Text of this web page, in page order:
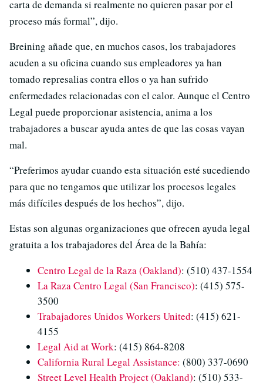
carta de demanda si realmente no quieren pasar por el
proceso más formal”, dijo.
Breining añade que, en muchos casos, los trabajadores
acuden a su oficina cuando sus empleadores ya han
tomado represalias contra ellos o ya han sufrido
enfermedades relacionadas con el calor. Aunque el Centro
Legal puede proporcionar asistencia, anima a los
trabajadores a buscar ayuda antes de que las cosas vayan
mal.
“Preferimos ayudar cuando esta situación esté sucediendo
para que no tengamos que utilizar los procesos legales
más difíciles después de los hechos”, dijo.
Estas son algunas organizaciones que ofrecen ayuda legal
gratuita a los trabajadores del Área de la Bahía:
Centro Legal de la Raza (Oakland): (510) 437-1554
La Raza Centro Legal (San Francisco): (415) 575-
3500
Trabajadores Unidos Workers United: (415) 621-
4155
Legal Aid at Work: (415) 864-8208
California Rural Legal Assistance: (800) 337-0690
Street Level Health Project (Oakland): (510) 533-